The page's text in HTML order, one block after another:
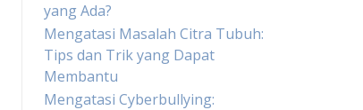
yang Ada?
Mengatasi Masalah Citra Tubuh:
Tips dan Trik yang Dapat
Membantu
Mengatasi Cyberbullying: